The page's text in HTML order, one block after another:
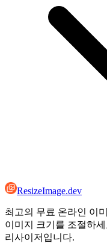
ResizeImage.dev
최고의 무료 온라인 이
이미지 크기를 조절하
리사이저입니다.